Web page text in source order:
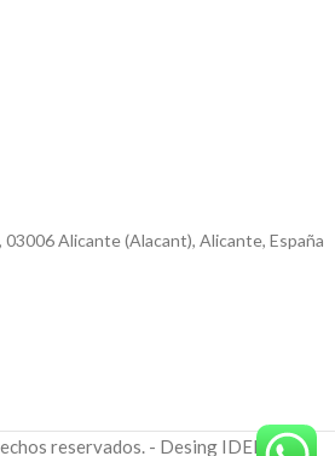
03006 Alicante (Alacant), Alicante, España
reservados. - Desing IDEIWEB